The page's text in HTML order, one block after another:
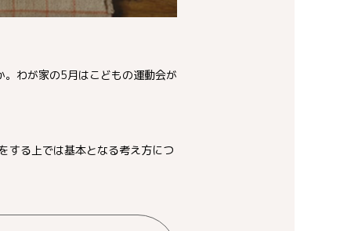
わが家の5月はこどもの運動会が
する上では基本となる考え方につ